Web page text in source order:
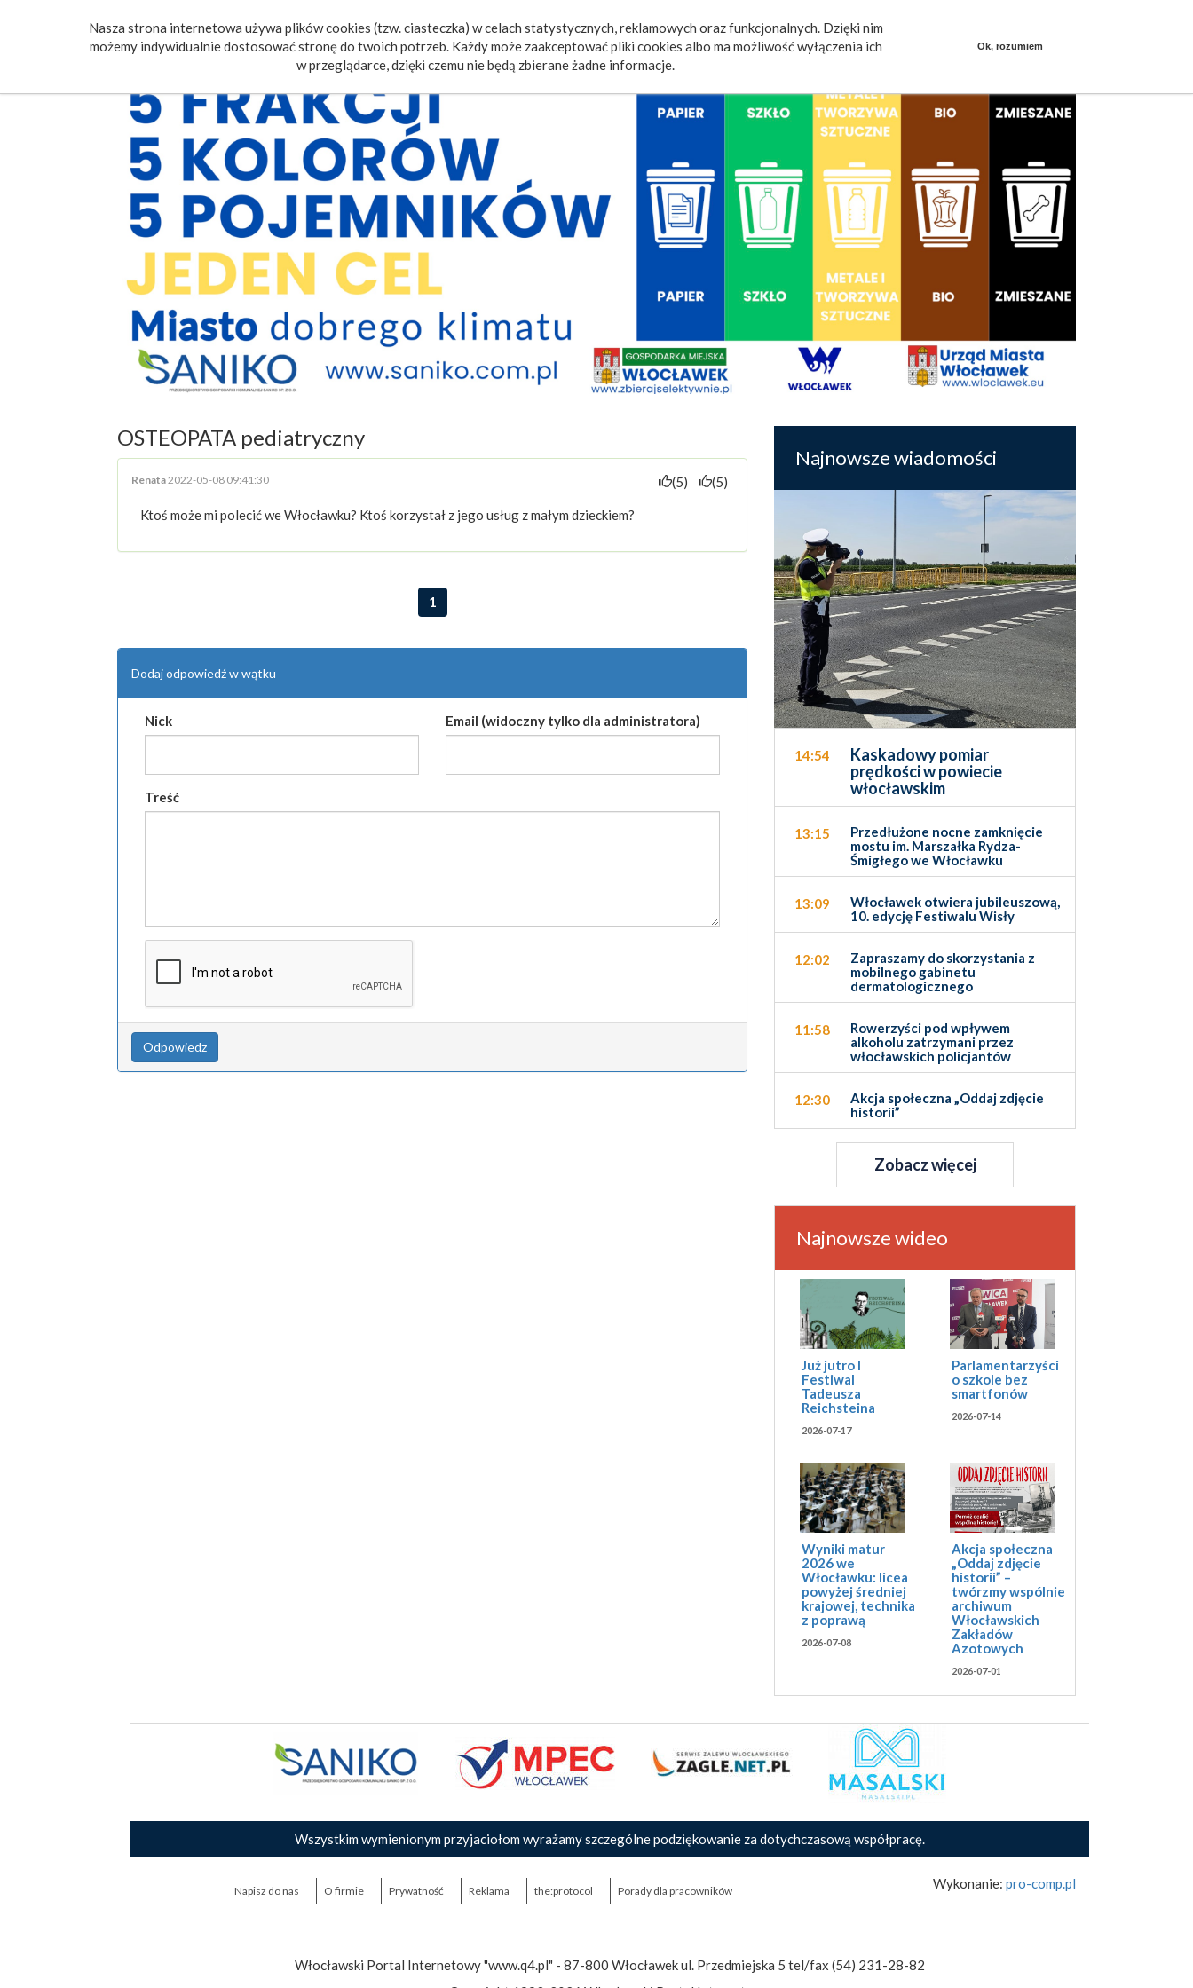
Nasza strona internetowa używa plików cookies (tzw. ciasteczka) w celach statystycznych, reklamowych oraz funkcjonalnych. Dzięki nim
możemy indywidualnie dostosować stronę do twoich potrzeb. Każdy może zaakceptować pliki cookies albo ma możliwość wyłączenia ich
w przeglądarce, dzięki czemu nie będą zbierane żadne informacje.
Ok, rozumiem
Poczta Wydarzenia Ogłoszenia Video Fotorelacje Mieszkańcy mówią
OSTEOPATA pediatryczny
Renata 2022-05-08 09:41:30 (5) (5)
Ktoś może mi polecić we Włocławku? Ktoś korzystał z jego usług z małym dzieckiem?
1
Dodaj odpowiedź w wątku
Nick Email (widoczny tylko dla administratora)
Treść
Odpowiedz
Najnowsze wiadomości
14:54
Kaskadowy pomiar
prędkości w powiecie
włocławskim
13:15
Przedłużone nocne zamknięcie
mostu im. Marszałka Rydza-
Śmigłego we Włocławku
13:09
Włocławek otwiera jubileuszową,
10. edycję Festiwalu Wisły
12:02
Zapraszamy do skorzystania z
mobilnego gabinetu
dermatologicznego
11:58
Rowerzyści pod wpływem
alkoholu zatrzymani przez
włocławskich policjantów
12:30
Akcja społeczna „Oddaj zdjęcie
historii”
Zobacz więcej
Najnowsze wideo
Już jutro I
Festiwal
Tadeusza
Reichsteina
2026-07-17
Parlamentarzyści
o szkole bez
smartfonów
2026-07-14
Wyniki matur
2026 we
Włocławku: licea
powyżej średniej
krajowej, technika
z poprawą
2026-07-08
Akcja społeczna
„Oddaj zdjęcie
historii” –
twórzmy wspólnie
archiwum
Włocławskich
Zakładów
Azotowych
2026-07-01
Wszystkim wymienionym przyjaciołom wyrażamy szczególne podziękowanie za dotychczasową współpracę.
Wykonanie: pro-comp.pl
Napisz do nas O firmie Prywatność Reklama the:protocol Porady dla pracowników
Włocławski Portal Internetowy "www.q4.pl" - 87-800 Włocławek ul. Przedmiejska 5 tel/fax (54) 231-28-82